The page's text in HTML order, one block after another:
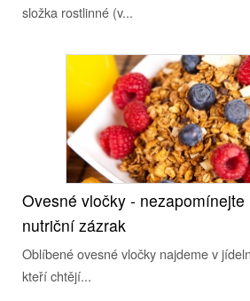
složka rostlinné (v...
Ovesné vločky - nezapomínejte
nutriční zázrak
Oblíbené ovesné vločky najdeme v
kteří chtějí...